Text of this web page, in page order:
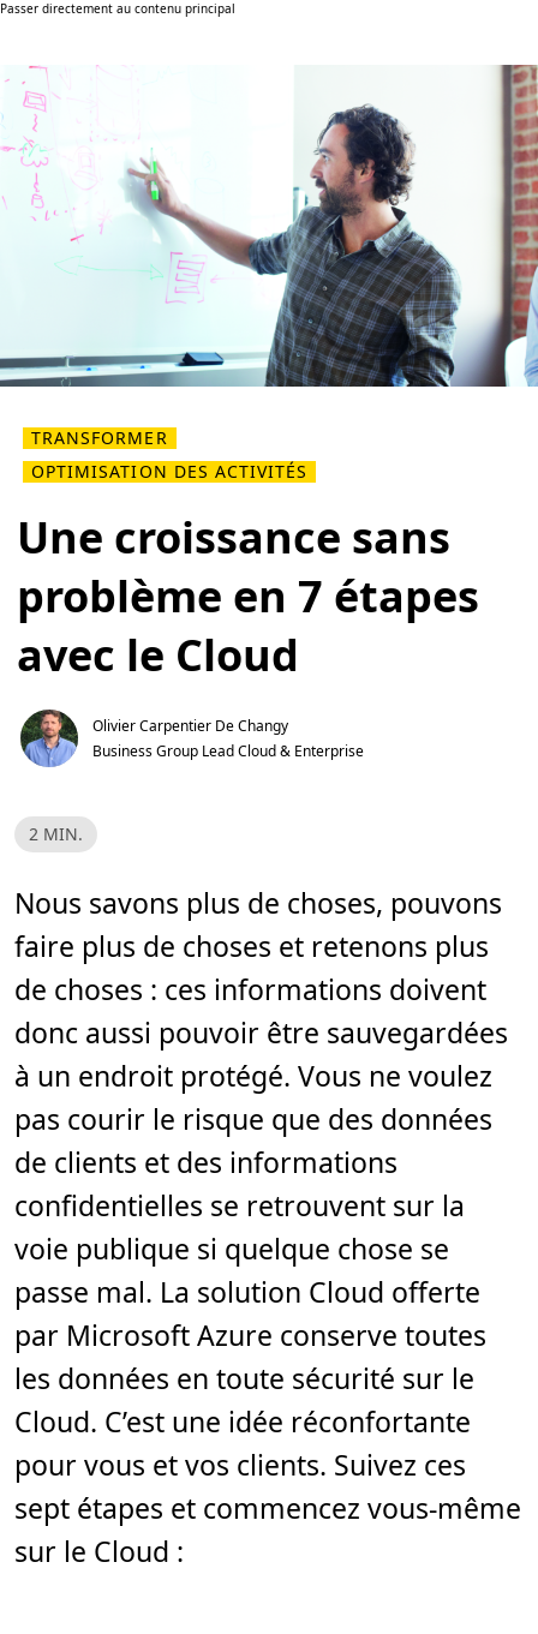
Passer directement au contenu principal
TRANSFORMER
OPTIMISATION DES ACTIVITÉS
Une croissance sans
problème en 7 étapes
avec le Cloud
Olivier Carpentier De Changy
Business Group Lead Cloud & Enterprise
T
e
s
l
e
t
r
e
2
i
n
2 MIN.
Nous savons plus de choses, pouvons
faire plus de choses et retenons plus
de choses : ces informations doivent
donc aussi pouvoir être sauvegardées
à un endroit protégé. Vous ne voulez
pas courir le risque que des données
de clients et des informations
confidentielles se retrouvent sur la
voie publique si quelque chose se
passe mal. La solution Cloud offerte
par Microsoft Azure conserve toutes
les données en toute sécurité sur le
Cloud. C’est une idée réconfortante
pour vous et vos clients. Suivez ces
sept étapes et commencez vous-même
sur le Cloud :